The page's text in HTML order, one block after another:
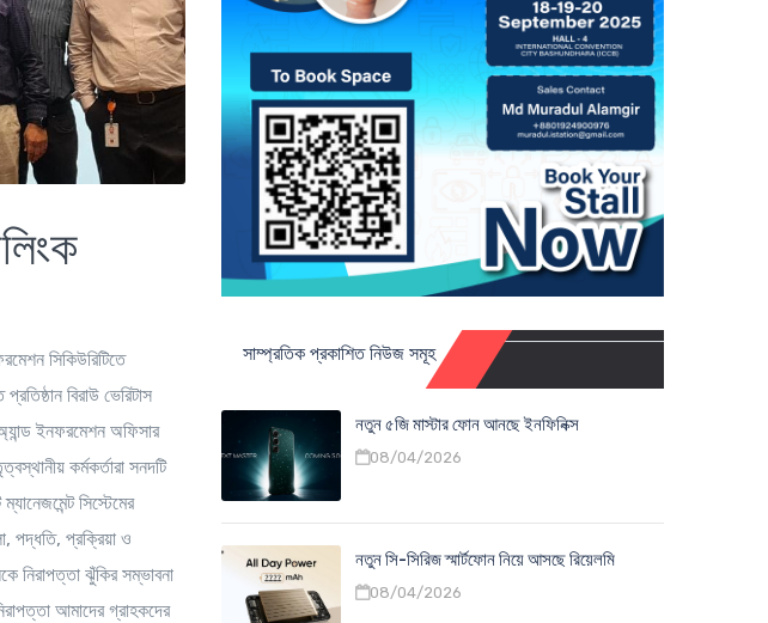
সিকিউরিটিতে
বিরাউ ভেরিটাস
ইনফরমেশন অফিসার
কর্মকর্তারা সনদটি
সিস্টেমের
পদ্ধতি, প্রক্রিয়া ও
নিরাপত্তা ঝুঁকির সম্ভাবনা
আমাদের গ্রাহকদের
সাম্প্রতিক প্রকাশিত নিউজ সমূহ
নতুন ৫জি মাস্টার ফোন আনছে ইনফিনিক্স
08/04/2026
নতুন সি-সিরিজ স্মার্টফোন নিয়ে আসছে রিয়েলমি
08/04/2026